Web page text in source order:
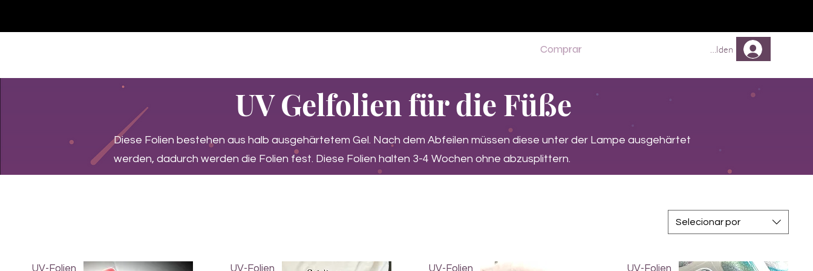
Comprar Anmelden
UV Gelfolien für die Füße
Diese Folien bestehen aus halb ausgehärtetem Gel. Nach dem Abfeilen müssen diese unter der Lampe ausgehärtet
werden, dadurch werden die Folien fest. Diese Folien halten 3-4 Wochen ohne abzusplittern.
Selecionar por
UV-Folien UV-Folien UV-Folien UV-Folien